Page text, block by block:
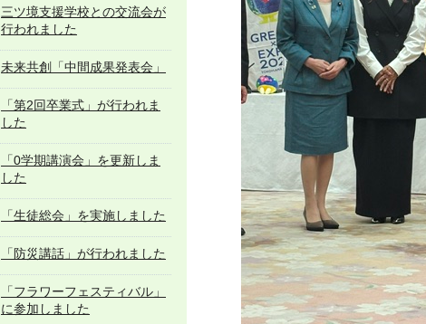
三ツ境支援学校との交流会が
行われました
未来共創「中間成果発表会」
「第2回卒業式」が行われま
した
「0学期講演会」を更新しま
した
「生徒総会」を実施しました
「防災講話」が行われました
「フラワーフェスティバル」
に参加しました